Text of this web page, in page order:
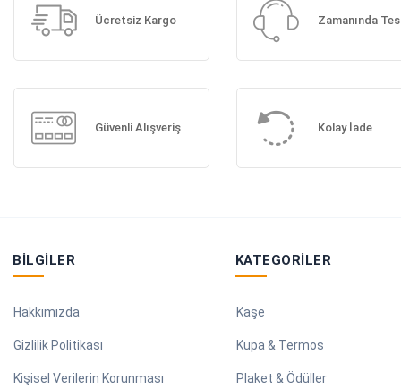
Ücretsiz Kargo Zamanında
Güvenli Alışveriş Kolay İade
BILGILER
Hakkımızda
Gizlilik Politikası
Kişisel Verilerin Korunması
KATEGORILER
Kaşe
Kupa & Termos
Plaket & Ödüller